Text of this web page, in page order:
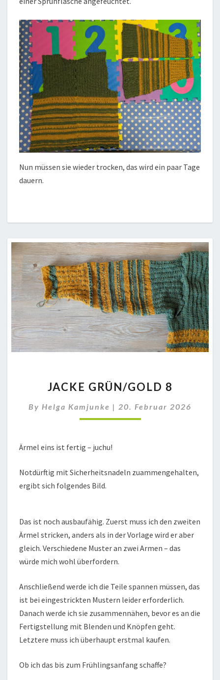
Nun müssen sie wieder trocken, das wird ein paar Tage
dauern.
GRÜN/GOLD
JACKE GRÜN/GOLD 8
By Helga Kamjunke | 20. Februar 2026
Ärmel eins ist fertig – juchu!
Notdürftig mit Sicherheitsnadeln zuammengehalten,
ergibt sich folgendes Bild.
Das ist noch ausbaufähig. Zuerst muss ich den zweiten
Ärmel stricken, anders als in der Vorlage wird er aber
gleich. Verschiedene Muster an zwei Armen – das
würde mich wohl überfordern.
Anschließend werde ich die Teile spannen müssen, das
ist bei eingestrickten Mustern leider erforderlich.
Danach werde ich sie zusammennähen, bevor es an die
Fertigstellung mit Blenden und Knöpfen geht.
Letztere muss ich überhaupt erstmal kaufen.
Ob ich das bis zum Frühlingsanfang schaffe?